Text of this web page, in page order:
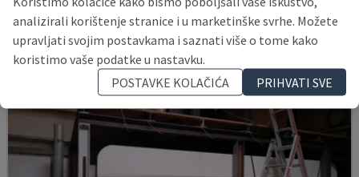
84.000 €
analizirali korištenje stranice i u marketinške svrhe. Možete
upravljati svojim postavkama i saznati više o tome kako
koristimo vaše podatke u nastavku.
POSTAVKE KOLAČIĆA
PRIHVATI SVE